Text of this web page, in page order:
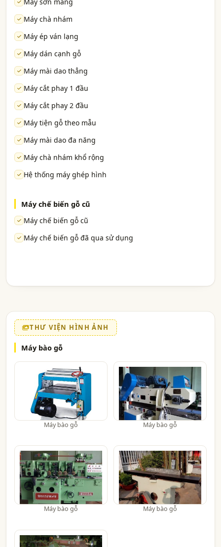
Máy chà nhám
Máy ép ván lạng
Máy dán cạnh gỗ
Máy mài dao thẳng
Máy cắt phay 1 đầu
Máy cắt phay 2 đầu
Máy tiện gỗ theo mẫu
Máy mài dao đa năng
Máy chà nhám khổ rộng
Hệ thống máy ghép hình
Máy chế biến gỗ cũ
Máy chế biến gỗ cũ
Máy chế biến gỗ đã qua sử dụng
THƯ VIỆN HÌNH ẢNH
Máy bào gỗ
Máy bào gỗ Máy bào gỗ
Máy bào gỗ Máy bào gỗ